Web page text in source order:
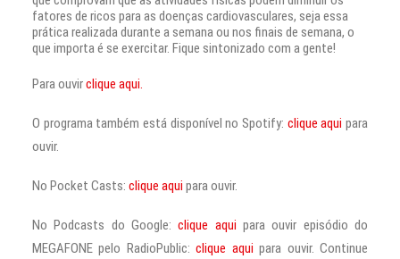
fatores de ricos para as doenças cardiovasculares, seja essa
prática realizada durante a semana ou nos finais de semana, o
que importa é se exercitar. Fique sintonizado com a gente!
Para ouvirclique aqui.
O programa também está disponível no Spotify: clique aquipara
ouvir.
No Pocket Casts: clique aqui para ouvir.
No Podcasts do Google:clique aqui para ouvir episódio do
MEGAFONE pelo RadioPublic:clique aquipara ouvir. Continue